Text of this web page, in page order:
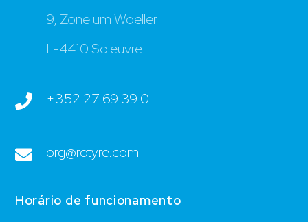
9, Zone um Woeller
L-4410 Soleuvre
+352 27 69 39 0
org@rotyre.com
Horário de funcionamento